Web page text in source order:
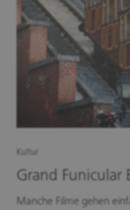
Kultur
Grand Funicular
Manche Filme gehen